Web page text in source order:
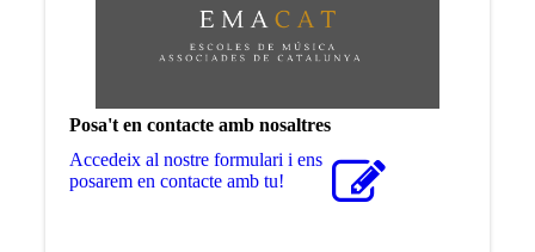
Posa't en contacte amb nosaltres
Accedeix al nostre formulari i ens
posarem en contacte amb tu!